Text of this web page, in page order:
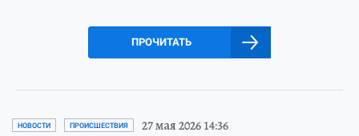
ПРОЧИТАТЬ
НОВОСТИ ПРОИСШЕСТВИЯ 27 мая 2026 14:36